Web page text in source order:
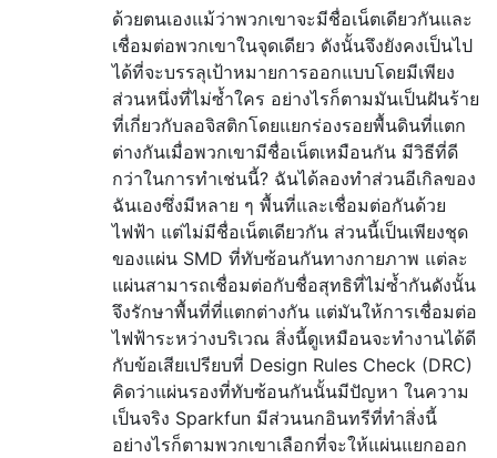
ด้วยตนเองแม้ว่าพวกเขาจะมีชื่อเน็ตเดียวกันและ
เชื่อมต่อพวกเขาในจุดเดียว ดังนั้นจึงยังคงเป็นไป
ได้ที่จะบรรลุเป้าหมายการออกแบบโดยมีเพียง
ส่วนหนึ่งที่ไม่ซ้ำใคร อย่างไรก็ตามมันเป็นฝันร้าย
ที่เกี่ยวกับลอจิสติกโดยแยกร่องรอยพื้นดินที่แตก
ต่างกันเมื่อพวกเขามีชื่อเน็ตเหมือนกัน มีวิธีที่ดี
กว่าในการทำเช่นนี้? ฉันได้ลองทำส่วนอีเกิลของ
ฉันเองซึ่งมีหลาย ๆ พื้นที่และเชื่อมต่อกันด้วย
ไฟฟ้า แต่ไม่มีชื่อเน็ตเดียวกัน ส่วนนี้เป็นเพียงชุด
ของแผ่น SMD ที่ทับซ้อนกันทางกายภาพ แต่ละ
แผ่นสามารถเชื่อมต่อกับชื่อสุทธิที่ไม่ซ้ำกันดังนั้น
จึงรักษาพื้นที่ที่แตกต่างกัน แต่มันให้การเชื่อมต่อ
ไฟฟ้าระหว่างบริเวณ สิ่งนี้ดูเหมือนจะทำงานได้ดี
กับข้อเสียเปรียบที่ Design Rules Check (DRC)
คิดว่าแผ่นรองที่ทับซ้อนกันนั้นมีปัญหา ในความ
เป็นจริง Sparkfun มีส่วนนกอินทรีที่ทำสิ่งนี้
อย่างไรก็ตามพวกเขาเลือกที่จะให้แผ่นแยกออก